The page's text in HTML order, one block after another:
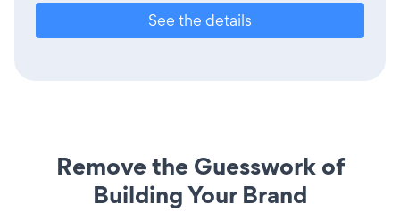
See the details
Remove the Guesswork of
Building Your Brand